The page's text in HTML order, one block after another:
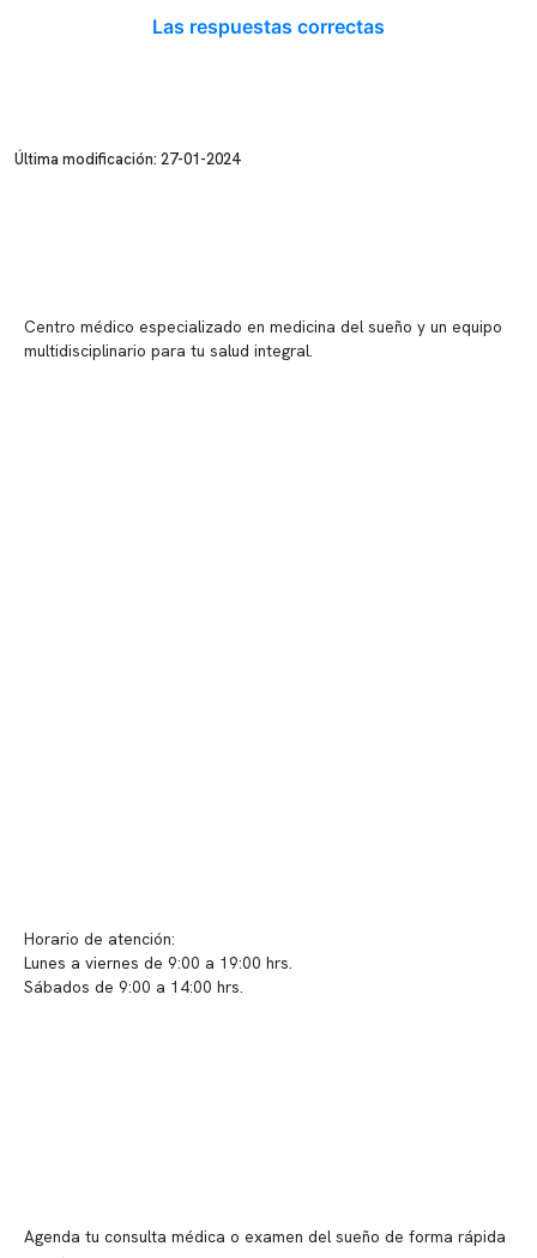
Las respuestas correctas
Última modificación: 27-01-2024
Centro médico especializado en medicina del sueño y un equipo
multidisciplinario para tu salud integral.
Horario de atención:
Lunes a viernes de 9:00 a 19:00 hrs.
Sábados de 9:00 a 14:00 hrs.
Agenda tu consulta médica o examen del sueño de forma rápida